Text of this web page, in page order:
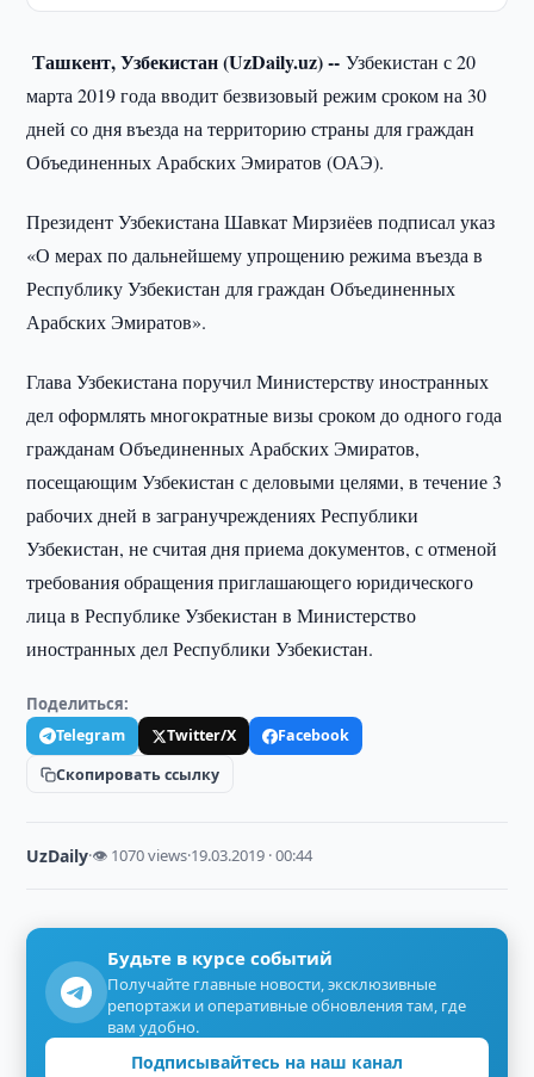
Ташкент, Узбекистан (UzDaily.uz) --Узбекистан с 20
марта 2019 года вводит безвизовый режим сроком на 30
дней со дня въезда на территорию страны для граждан
Объединенных Арабских Эмиратов (ОАЭ).
Президент Узбекистана Шавкат Мирзиёев подписал указ
«О мерах по дальнейшему упрощению режима въезда в
Республику Узбекистан для граждан Объединенных
Арабских Эмиратов».
Глава Узбекистана поручил Министерству иностранных
дел оформлять многократные визы сроком до одного года
гражданам Объединенных Арабских Эмиратов,
посещающим Узбекистан с деловыми целями, в течение 3
рабочих дней в загранучреждениях Республики
Узбекистан, не считая дня приема документов, с отменой
требования обращения приглашающего юридического
лица в Республике Узбекистан в Министерство
иностранных дел Республики Узбекистан.
Поделиться:
Telegram Twitter/X
Facebook
Скопировать ссылку
UzDaily·👁 1070 views·19.03.2019 · 00:44
Будьте в курсе событий
Получайте главные новости, эксклюзивные
репортажи и оперативные обновления там, где
вам удобно.
Подписывайтесь на наш канал